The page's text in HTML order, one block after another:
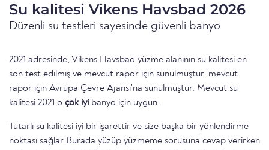
Su kalitesi Vikens Havsbad 2026
Düzenli su testleri sayesinde güvenli banyo
2021 adresinde, Vikens Havsbad yüzme alanının su kalitesi en
son test edilmiş ve mevcut rapor için sunulmuştur. mevcut
rapor için Avrupa Çevre Ajansı'na sunulmuştur. Mevcut su
kalitesi 2021 o çok iyi banyo için uygun.
Tutarlı su kalitesi iyi bir işarettir ve size başka bir yönlendirme
noktası sağlar Burada yüzüp yüzmeme sorusuna cevap verirken